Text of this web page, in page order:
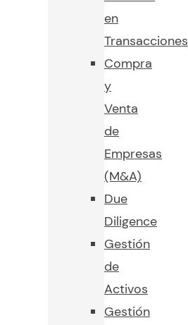
en
Transacciones
Compra
y
Venta
de
Empresas
(M&A)
Due
Diligence
Gestión
de
Activos
Gestión